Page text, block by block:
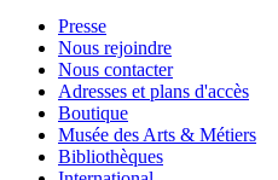
Presse
Nous rejoindre
Nous contacter
Adresses et plans d'accès
Boutique
Musée des Arts & Métiers
Bibliothèques